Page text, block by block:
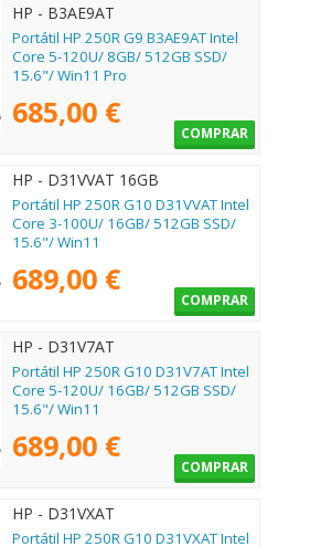
HP - B3AE9AT
Portátil HP 250R G9 B3AE9AT Intel
Core 5-120U/ 8GB/ 512GB SSD/
15.6"/ Win11 Pro
685,00 €
COMPRAR
HP - D31VVAT 16GB
Portátil HP 250R G10 D31VVAT Intel
Core 3-100U/ 16GB/ 512GB SSD/
15.6"/ Win11
689,00 €
COMPRAR
HP - D31V7AT
Portátil HP 250R G10 D31V7AT Intel
Core 5-120U/ 16GB/ 512GB SSD/
15.6"/ Win11
689,00 €
COMPRAR
HP - D31VXAT
Portátil HP 250R G10 D31VXAT Intel